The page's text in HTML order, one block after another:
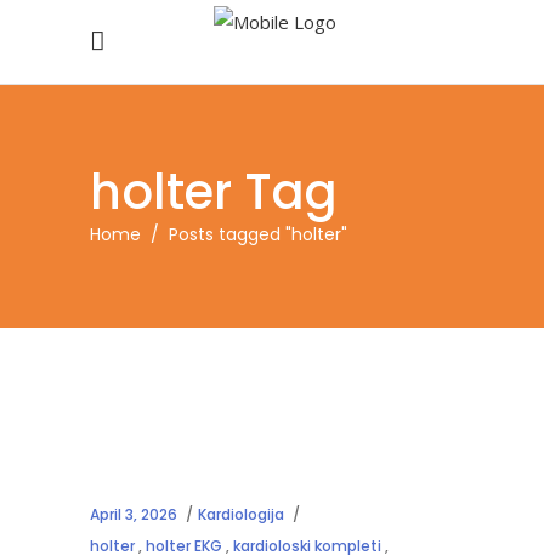
holter Tag
Home / Posts tagged "holter"
April 3, 2026
Kardiologija
holter,holter EKG ,kardioloski kompleti ,